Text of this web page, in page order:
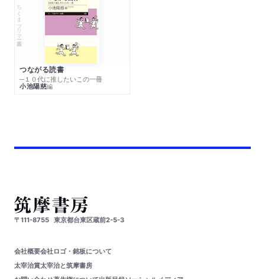
ちくまプリマー新書
つながる読書
─１０代に推したいこの一冊
小池陽慈編
〒111-8755 東京都台東区蔵前2-5-3
会社概要会社ロゴ・銘板について
太宰治賞太宰治と筑摩書房